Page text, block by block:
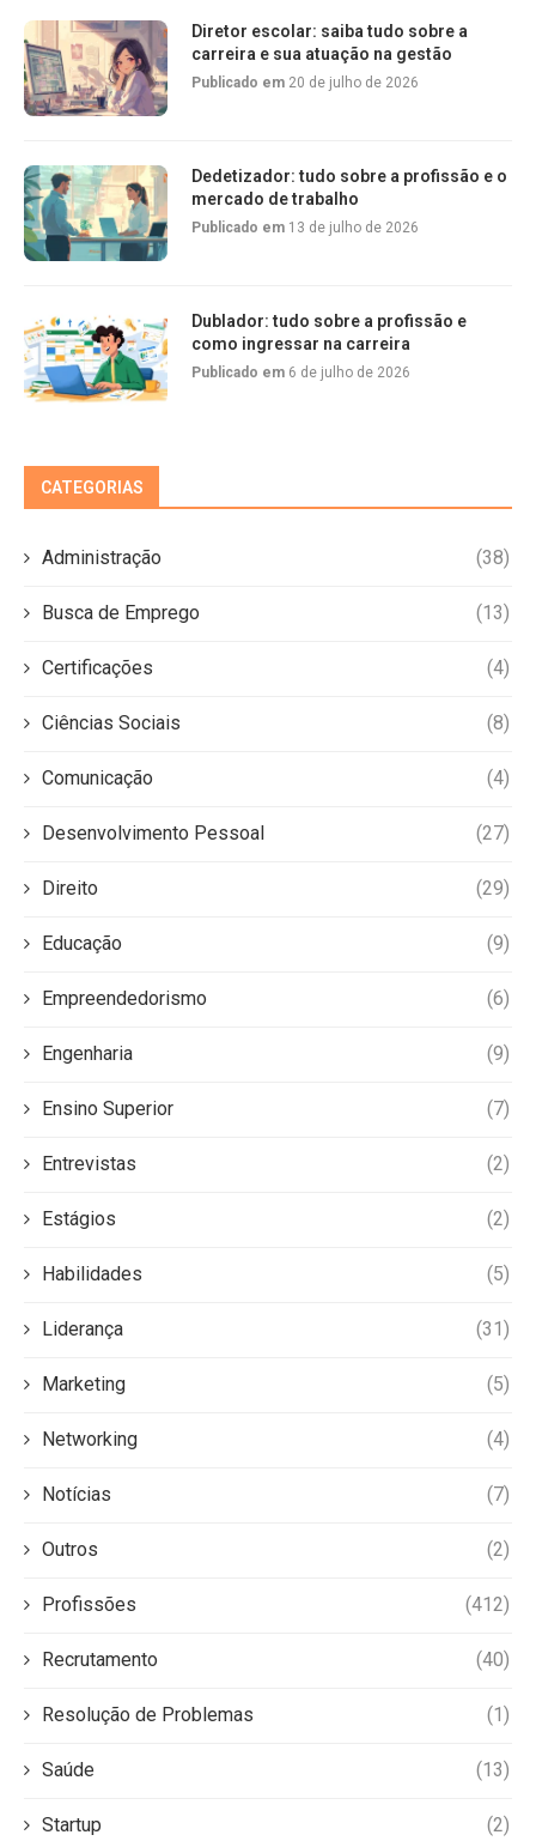
Diretor escolar: saiba tudo sobre a
carreira e sua atuação na gestão
Publicado em 20 de julho de 2026
Dedetizador: tudo sobre a profissão e o
mercado de trabalho
Publicado em 13 de julho de 2026
Dublador: tudo sobre a profissão e
como ingressar na carreira
Publicado em 6 de julho de 2026
CATEGORIAS
Administração (38)
Busca de Emprego (13)
Certificações (4)
Ciências Sociais (8)
Comunicação (4)
Desenvolvimento Pessoal (27)
Direito (29)
Educação (9)
Empreendedorismo (6)
Engenharia (9)
Ensino Superior (7)
Entrevistas (2)
Estágios (2)
Habilidades (5)
Liderança (31)
Marketing (5)
Networking (4)
Notícias (7)
Outros (2)
Profissões (412)
Recrutamento (40)
Resolução de Problemas (1)
Saúde (13)
Startup (2)